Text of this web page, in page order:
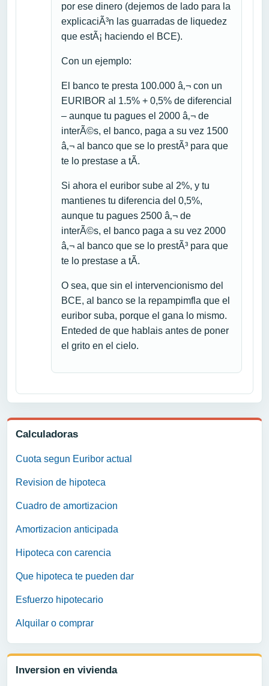
Calculadoras
Cuota segun Euribor actual
Revision de hipoteca
Cuadro de amortizacion
Amortizacion anticipada
Hipoteca con carencia
Que hipoteca te pueden dar
Esfuerzo hipotecario
Alquilar o comprar
Inversion en vivienda
por ese dinero (dejemos de lado para la
explicaciÃ³n las guarradas de liquedez
que estÃ¡ haciendo el BCE).
Con un ejemplo:
El banco te presta 100.000 â‚¬ con un
EURIBOR al 1.5% + 0,5% de diferencial
– aunque tu pagues el 2000 â‚¬ de
interÃ©s, el banco, paga a su vez 1500
â‚¬ al banco que se lo prestÃ³ para que
te lo prestase a tÃ­.
Si ahora el euribor sube al 2%, y tu
mantienes tu diferencia del 0,5%,
aunque tu pagues 2500 â‚¬ de
interÃ©s, el banco paga a su vez 2000
â‚¬ al banco que se lo prestÃ³ para que
te lo prestase a tÃ­.
O sea, que sin el intervencionismo del
BCE, al banco se la repampimfla que el
euribor suba, porque el gana lo mismo.
Enteded de que hablais antes de poner
el grito en el cielo.